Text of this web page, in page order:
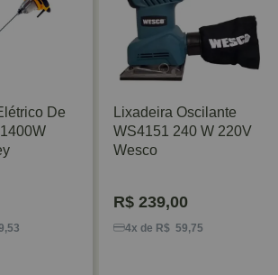
De
Lixadeira Oscilante
WS4151 240 W 220V
Wesco
R$239,00
4x de R$ 59,75